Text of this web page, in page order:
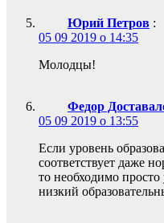
Юрий Петров :
05 09 2019 о 14:35
Молодцы!
Федор
05 09 2019 о 13:55
Если уровень
соответствует даже
то необходимо
низкий